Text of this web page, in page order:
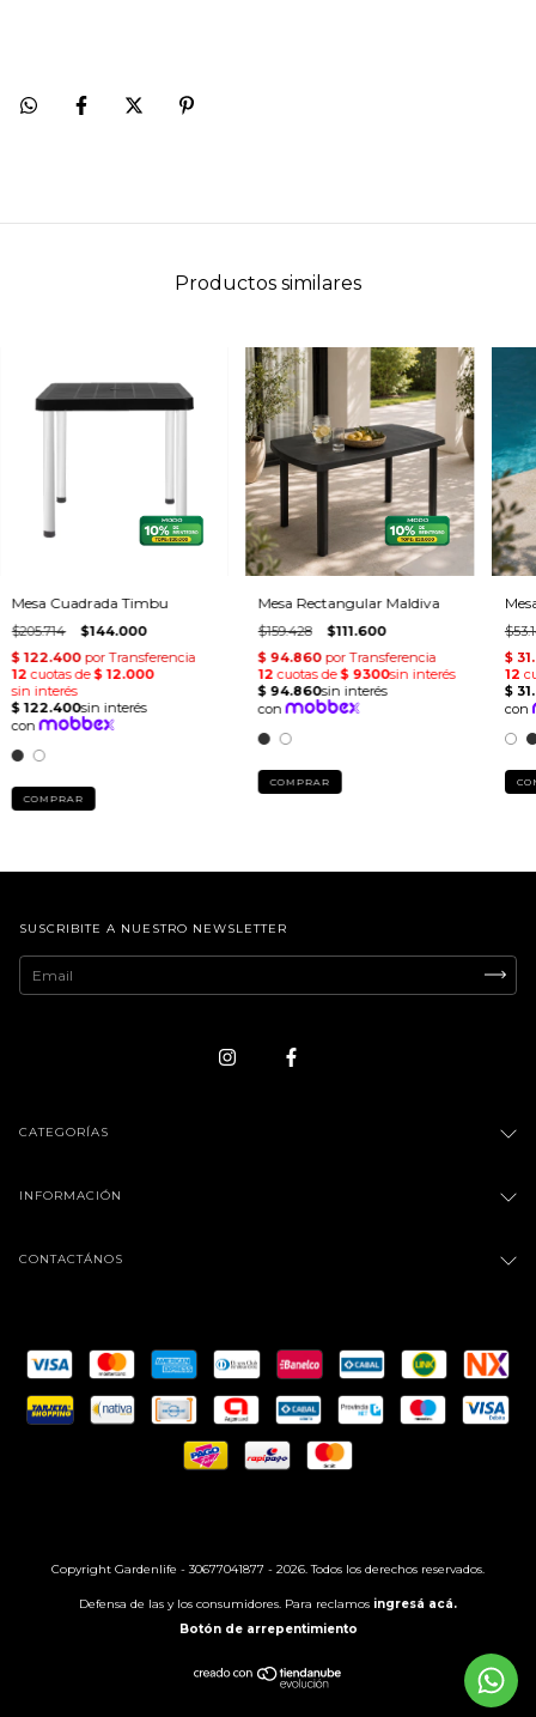
Productos similares
Mesa Cuadrada Timbu
$205.714 $144.000
COMPRAR
Mesa Rectangular Maldiva
$159.428 $111.600
COMPRAR
SUSCRIBITE A NUESTRO NEWSLETTER
CATEGORÍAS
INFORMACIÓN
CONTACTÁNOS
Copyright Gardenlife - 30677041877 - 2026. Todos los derechos reservados.
Defensa de las y los consumidores. Para reclamos ingresá acá.
Botón de arrepentimiento